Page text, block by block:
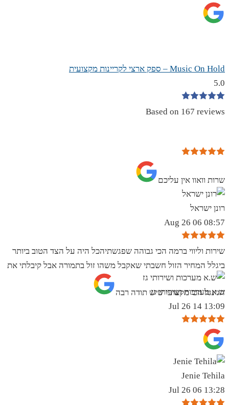
Music On Hold – ספק ארצי לקריינות מקצועית
5.0
Based on 167 reviews
שרות וואוו אין עליכם
רונן ישראל
08:57 06 Aug 26
שירות וליווי ברמה הכי גבוהה שפגשתיהכל היה על הצד הטוב ביותר
ביגלל המחיר הזול חשבתי שאקבל משהו זול בתמורה אבל קיבלתי את
הגינגל הכי מקצועי שיש תודה רבה
ש.א מערכות ושירותי גז
13:09 14 Jul 26
Jenie Tehila
13:28 06 Jul 26